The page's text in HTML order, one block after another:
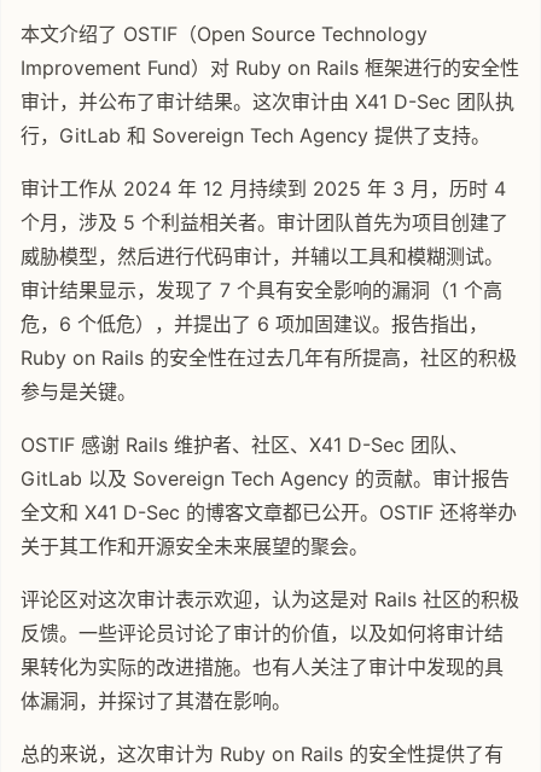
本文介绍了 OSTIF（Open Source Technology
Improvement Fund）对 Ruby on Rails 框架进行的安全性
审计，并公布了审计结果。这次审计由 X41 D-Sec 团队执
行，GitLab 和 Sovereign Tech Agency 提供了支持。
审计工作从 2024 年 12 月持续到 2025 年 3 月，历时 4
个月，涉及 5 个利益相关者。审计团队首先为项目创建了
威胁模型，然后进行代码审计，并辅以工具和模糊测试。
审计结果显示，发现了 7 个具有安全影响的漏洞（1 个高
危，6 个低危），并提出了 6 项加固建议。报告指出，
Ruby on Rails 的安全性在过去几年有所提高，社区的积极
参与是关键。
OSTIF 感谢 Rails 维护者、社区、X41 D-Sec 团队、
GitLab 以及 Sovereign Tech Agency 的贡献。审计报告
全文和 X41 D-Sec 的博客文章都已公开。OSTIF 还将举办
关于其工作和开源安全未来展望的聚会。
评论区对这次审计表示欢迎，认为这是对 Rails 社区的积极
反馈。一些评论员讨论了审计的价值，以及如何将审计结
果转化为实际的改进措施。也有人关注了审计中发现的具
体漏洞，并探讨了其潜在影响。
总的来说，这次审计为 Ruby on Rails 的安全性提供了有